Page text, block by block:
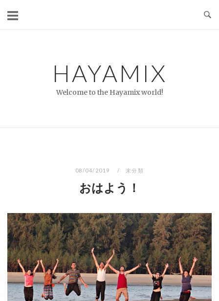
HAYAMIX
Welcome to the Hayamix world!
08/04/2019 未分類
おはよう！